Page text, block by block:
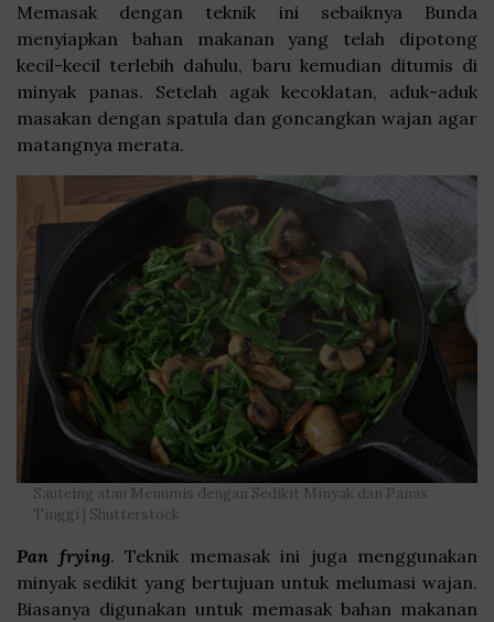
Memasak dengan teknik ini sebaiknya Bunda
menyiapkan bahan makanan yang telah dipotong
kecil-kecil terlebih dahulu, baru kemudian ditumis di
minyak panas. Setelah agak kecoklatan, aduk-aduk
masakan dengan spatula dan goncangkan wajan agar
matangnya merata.
Sauteing atau Menumis dengan Sedikit Minyak dan Panas
Tinggi | Shutterstock
Pan frying. Teknik memasak ini juga menggunakan
minyak sedikit yang bertujuan untuk melumasi wajan.
Biasanya digunakan untuk memasak bahan makanan